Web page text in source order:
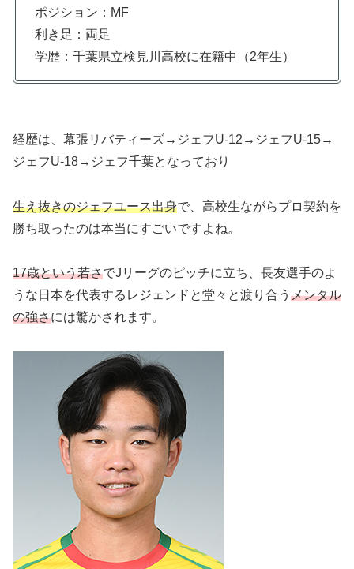
ポジション：MF
利き足：両足
学歴：千葉県立検見川高校に在籍中（2年生）
経歴は、幕張リバティーズ→ジェフU-12→ジェフU-15→
ジェフU-18→ジェフ千葉となっており
生え抜きのジェフユース出身で、高校生ながらプロ契約を
勝ち取ったのは本当にすごいですよね。
17歳という若さでJリーグのピッチに立ち、長友選手のよ
うな日本を代表するレジェンドと堂々と渡り合う メンタル
の強さには驚かされます。